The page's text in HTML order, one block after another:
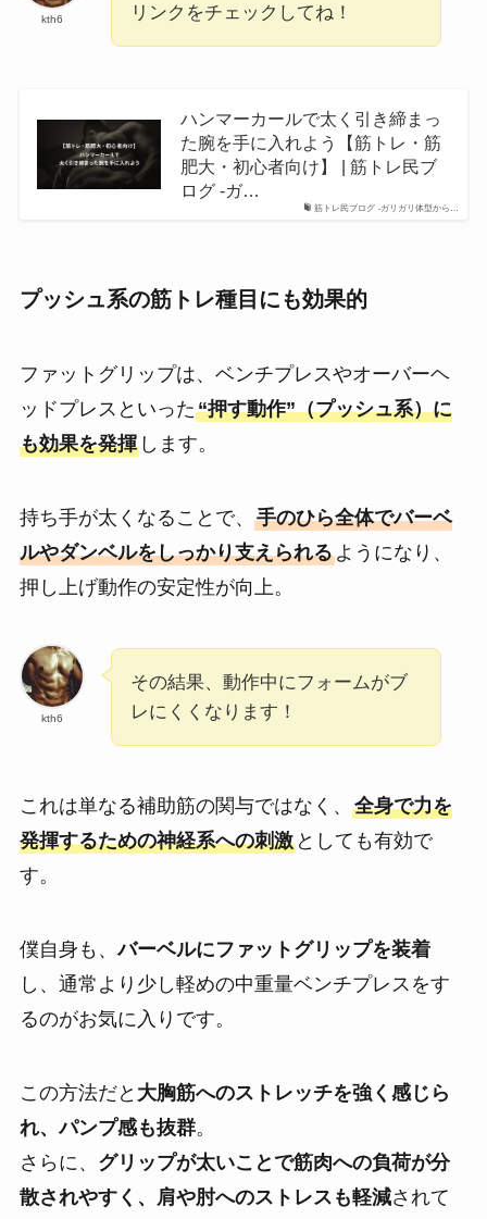
kth6
リンクをチェックしてね！
筋トレ民ブログ -ガリガリ体型から…
ハンマーカールで太く引き締まっ
た腕を手に入れよう【筋トレ・筋
肥大・初心者向け】 | 筋トレ民ブ
ログ -ガ…
プッシュ系の筋トレ種目にも効果的
ファットグリップは、ベンチプレスやオーバーヘ
ッドプレスといった“押す動作”（プッシュ系）に
も効果を発揮します。
持ち手が太くなることで、 手のひら全体でバーベ
ルやダンベルをしっかり支えられるようになり、
押し上げ動作の安定性が向上。
kth6
その結果、動作中にフォームがブ
レにくくなります！
これは単なる補助筋の関与ではなく、 全身で力を
発揮するための神経系への刺激としても有効で
す。
僕自身も、バーベルにファットグリップを装着
し、通常より少し軽めの中重量ベンチプレスをす
るのがお気に入りです。
この方法だと 大胸筋へのストレッチを強く感じら
れ、パンプ感も抜群。
さらに、 グリップが太いことで筋肉への負荷が分
散されやすく、肩や肘へのストレスも軽減されて